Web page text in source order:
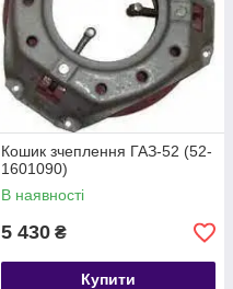
Кошик зчеплення ГАЗ-52 (52-
1601090)
В наявності
5 430 ₴
Купити